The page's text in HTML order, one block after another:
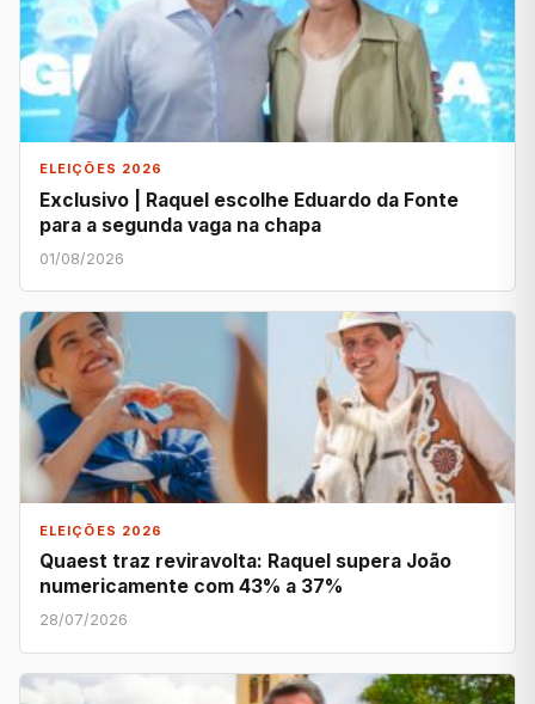
ELEIÇÕES 2026
Exclusivo | Raquel escolhe Eduardo da Fonte
para a segunda vaga na chapa
01/08/2026
ELEIÇÕES 2026
Quaest traz reviravolta: Raquel supera João
numericamente com 43% a 37%
28/07/2026